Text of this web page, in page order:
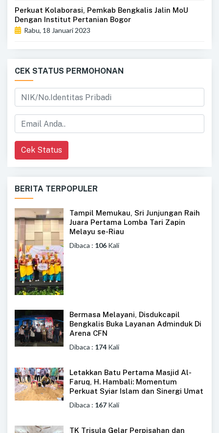
Perkuat Kolaborasi, Pemkab Bengkalis Jalin MoU
Dengan Institut Pertanian Bogor
Rabu, 18 Januari 2023
CEK STATUS PERMOHONAN
Cek Status
BERITA TERPOPULER
Tampil Memukau, Sri Junjungan Raih
Juara Pertama Lomba Tari Zapin
Melayu se-Riau
Dibaca : 106 Kali
Bermasa Melayani, Disdukcapil
Bengkalis Buka Layanan Adminduk Di
Arena CFN
Dibaca : 174 Kali
Letakkan Batu Pertama Masjid Al-
Faruq, H. Hambali: Momentum
Perkuat Syiar Islam dan Sinergi Umat
Dibaca : 167 Kali
TK Trisula Gelar Perpisahan dan